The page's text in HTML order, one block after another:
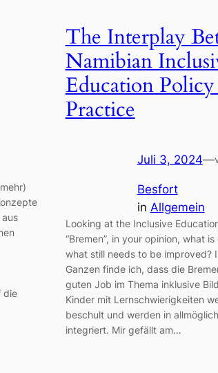
die
The Interplay
Namibian
Education
Practice
Juli 3, 2024—
Besfort
in Allgemein
Looking at the Inclusive
“Bremen”, in your opinion, what
what still needs to be improved?
Ganzen finde ich, dass die
guten Job im Thema inklusive
Kinder mit Lernschwierigkeiten
beschult und werden in
integriert. Mir gefällt am…